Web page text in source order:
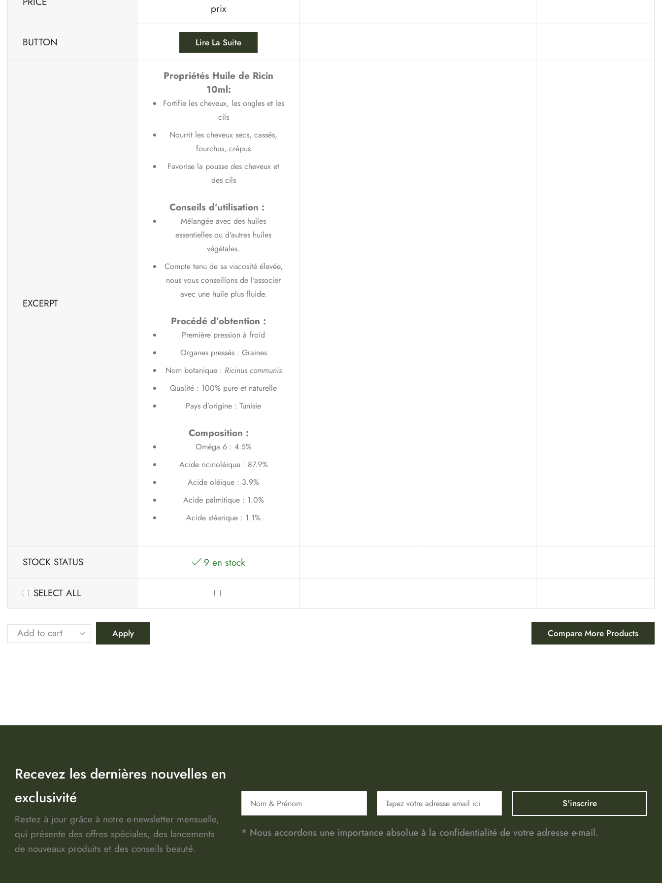
prix
BUTTON Lire La Suite
EXCERPT
Propriétés Huile de Ricin
10ml:
Fortifie les cheveux, les ongles et les
cils
Nourrit les cheveux secs, cassés,
fourchus, crépus
Favorise la pousse des cheveux et
des cils
Conseils d’utilisation :
Mélangée avec des huiles
essentielles ou d'autres huiles
végétales.
Compte tenu de sa viscosité élevée,
nous vous conseillons de l'associer
avec une huile plus fluide.
Procédé d’obtention :
Première pression à froid
Organes pressés : Graines
Nom botanique : Ricinus communis
Qualité : 100% pure et naturelle
Pays d’origine : Tunisie
Composition :
Oméga 6 : 4.5%
Acide ricinoléique : 87.9%
Acide oléique : 3.9%
Acide palmitique : 1.0%
Acide stéarique : 1.1%
STOCK STATUS 9 en stock
SELECT ALL
Apply Compare More Products
Recevez les dernières nouvelles en
exclusivité
Restez à jour grâce à notre e-newsletter mensuelle,
qui présente des offres spéciales, des lancements
de nouveaux produits et des conseils beauté.
* Nous accordons une importance absolue à la confidentialité de votre adresse e-mail.